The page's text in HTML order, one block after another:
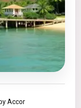
Accor